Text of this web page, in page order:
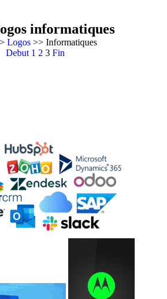
informatiques
Logos >> Informatiques
Debut 1 2 3 Fin